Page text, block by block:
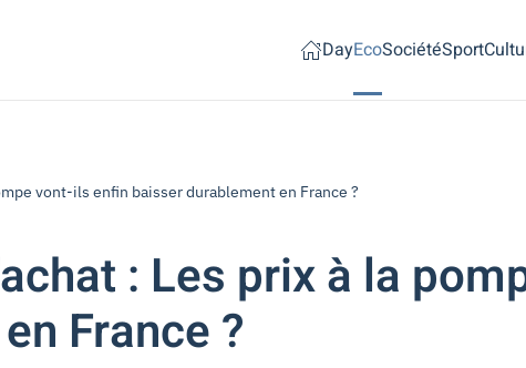
DayEcoSociétéSport
vont-ils enfin baisser durablement en France ?
: Les prix à la
France ?